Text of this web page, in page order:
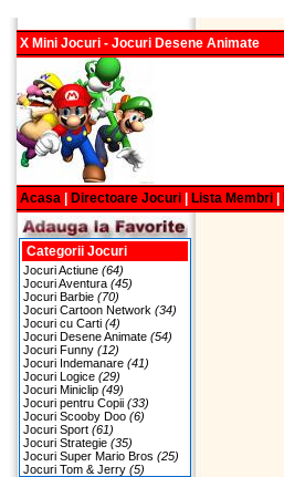
X Mini Jocuri - Jocuri Desene Animate
Acasa Directoare Jocuri Lista Membri
Categorii Jocuri
Jocuri Actiune (64)
Jocuri Aventura (45)
Jocuri Barbie (70)
Jocuri Cartoon Network (34)
Jocuri cu Carti (4)
Jocuri Desene Animate (54)
Jocuri Funny (12)
Jocuri Indemanare (41)
Jocuri Logice (29)
Jocuri Miniclip (49)
Jocuri pentru Copii (33)
Jocuri Scooby Doo (6)
Jocuri Sport (61)
Jocuri Strategie (35)
Jocuri Super Mario Bros (25)
Jocuri Tom & Jerry (5)